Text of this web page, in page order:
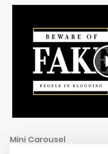
Mini Carousel